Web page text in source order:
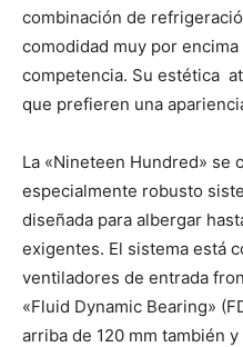
combinación de
comodidad muy por
competencia. Su estética
que prefieren una
La «Nineteen Hundred» se
especialmente robusto
diseñada para albergar
exigentes. El sistema está
ventiladores de entrada
«Fluid Dynamic Bearing»
arriba de 120 mm también